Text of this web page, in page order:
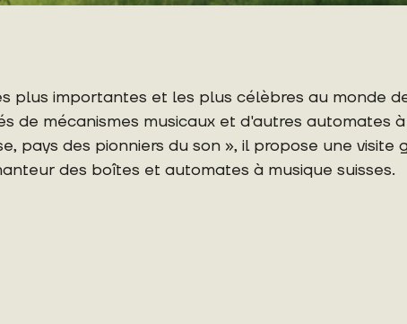
plus importantes et les plus célèbres au monde
de mécanismes musicaux et d'autres automates
pays des pionniers du son », il propose une visite
des boîtes et automates à musique suisses.